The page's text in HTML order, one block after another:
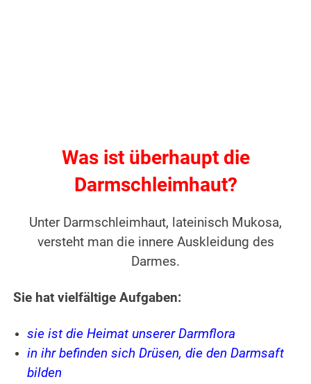
Was ist überhaupt die
Darmschleimhaut?
Unter Darmschleimhaut, lateinisch Mukosa,
versteht man die innere Auskleidung des
Darmes.
Sie hat vielfältige Aufgaben:
sie ist die Heimat unserer Darmflora
in ihr befinden sich Drüsen, die den Darmsaft
bilden